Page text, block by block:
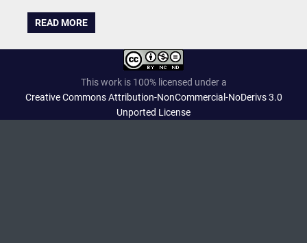
READ MORE
This work is 100% licensed under a
Creative Commons Attribution-NonCommercial-NoDerivs 3.0
Unported License